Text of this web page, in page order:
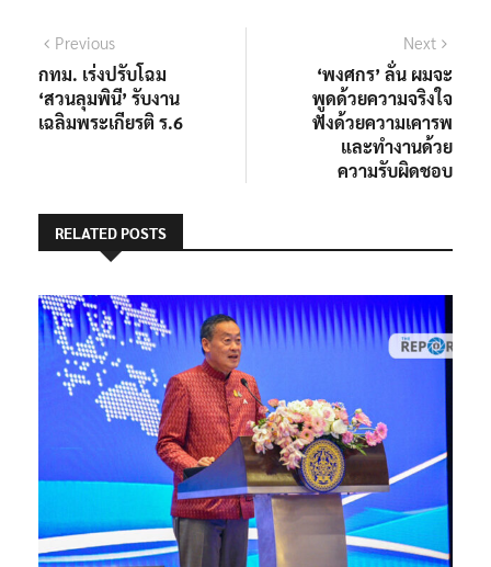
แนะแนว
เรื่อง
PreviousPrevious
post:
กทม. เร่งปรับโฉม
‘สวนลุมพินี’ รับงาน
เฉลิมพระเกียรติ ร.6
Next
post:
‘พงศกร’ ลั่น ผมจะ
พูดด้วยความจริงใจ
ฟังด้วยความเคารพ
และทำงานด้วย
ความรับผิดชอบ
RELATED POSTS